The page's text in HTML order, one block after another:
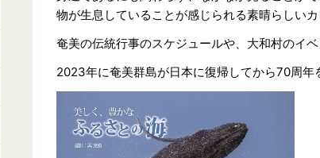
物が生息していることが感じられる素晴らしいカ
奄美の伝統行事のスケジュールや、大和村のイ
2023年に奄美群島が日本に復帰してから70周年